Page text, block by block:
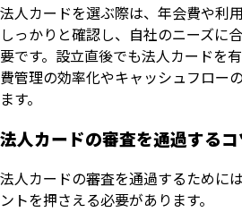
法人カードを選ぶ際は、年会費や利
しっかりと確認し、自社のニーズに
要です。設立直後でも法人カードを
費管理の効率化やキャッシュフロー
ます。
法人カードの審査を通過するコ
法人カードの審査を通過するために
ントを押さえる必要があります。